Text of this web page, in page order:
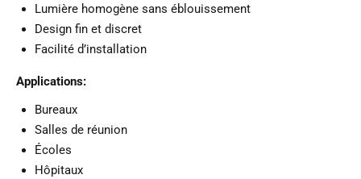
Lumière homogène sans éblouissement
Design fin et discret
Facilité d’installation
Applications:
Bureaux
Salles de réunion
Écoles
Hôpitaux